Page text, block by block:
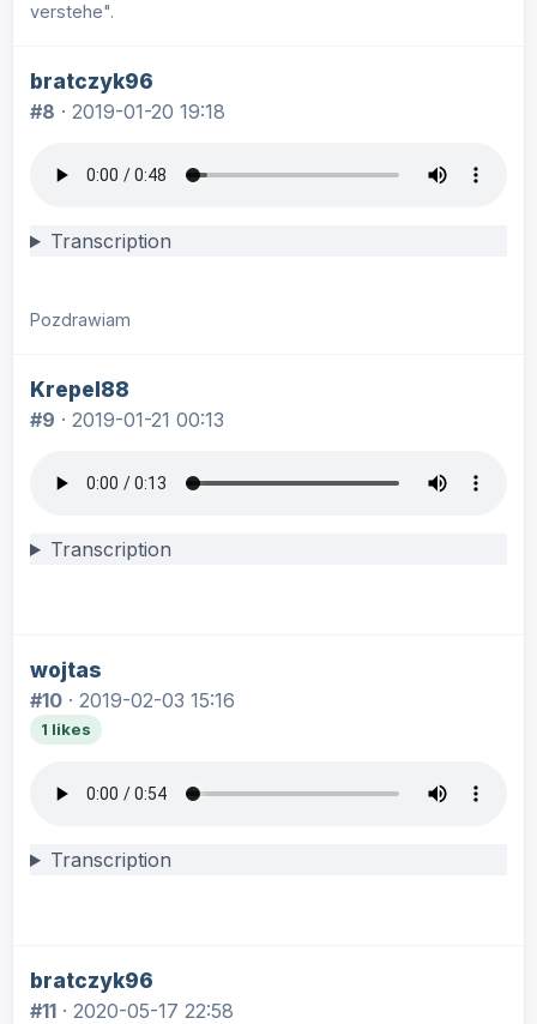
verstehe".
bratczyk96
#8 · 2019-01-20 19:18
Transcription
Pozdrawiam
Krepel88
#9 · 2019-01-21 00:13
Transcription
wojtas
#10 · 2019-02-03 15:16
1 likes
Transcription
bratczyk96
#11 · 2020-05-17 22:58